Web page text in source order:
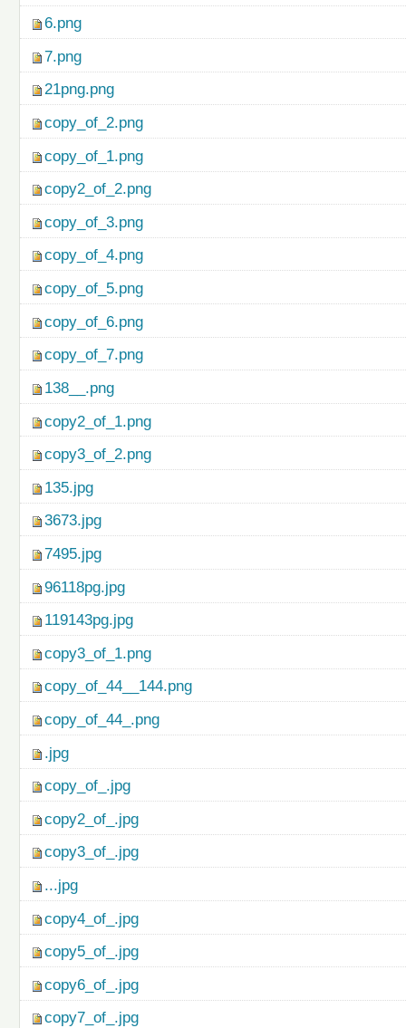
6.png
7.png
21png.png
copy_of_2.png
copy_of_1.png
copy2_of_2.png
copy_of_3.png
copy_of_4.png
copy_of_5.png
copy_of_6.png
copy_of_7.png
138__.png
copy2_of_1.png
copy3_of_2.png
135.jpg
3673.jpg
7495.jpg
96118pg.jpg
119143pg.jpg
copy3_of_1.png
copy_of_44__144.png
copy_of_44_.png
.jpg
copy_of_.jpg
copy2_of_.jpg
copy3_of_.jpg
...jpg
copy4_of_.jpg
copy5_of_.jpg
copy6_of_.jpg
copy7_of_.jpg